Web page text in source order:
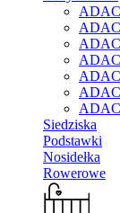
ADAC
Siedziska
Podstawki
Nosidełka
Rowerowe